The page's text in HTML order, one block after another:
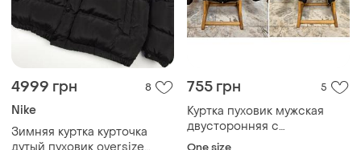
4999 грн 8
Nike
Зимняя куртка курточка
755 грн 5
Куртка пуховик мужская
двусторонняя с
капюшоном дута
One size